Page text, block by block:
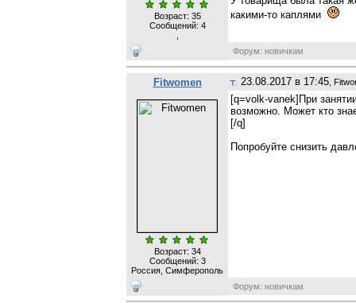
Возраст: 35
Сообщений: 4
какими-то каплями
Форум: новичкам
Fitwomen 23.08.2017 в 17:45 ,
Возраст: 34
Сообщений: 3
Россия, Симферополь
[q=volk-vanek]При
возможно. Может кто
[/q]
Попробуйте снизить
Форум: новичкам